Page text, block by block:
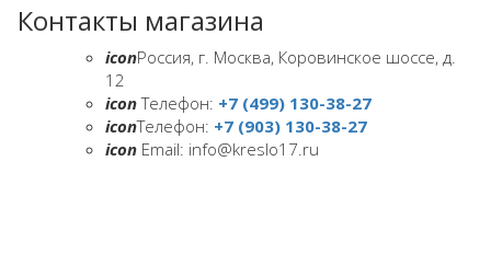
Контакты магазина
iconРоссия, г. Москва, Коровинское шоссе, д.
12
iconТелефон: +7 (499) 130-38-27
iconТелефон: +7 (903) 130-38-27
icon Email: info@kreslo17.ru